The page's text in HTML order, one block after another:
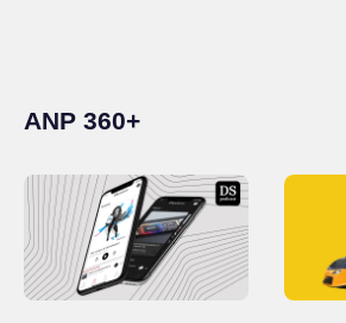
ANP 360+